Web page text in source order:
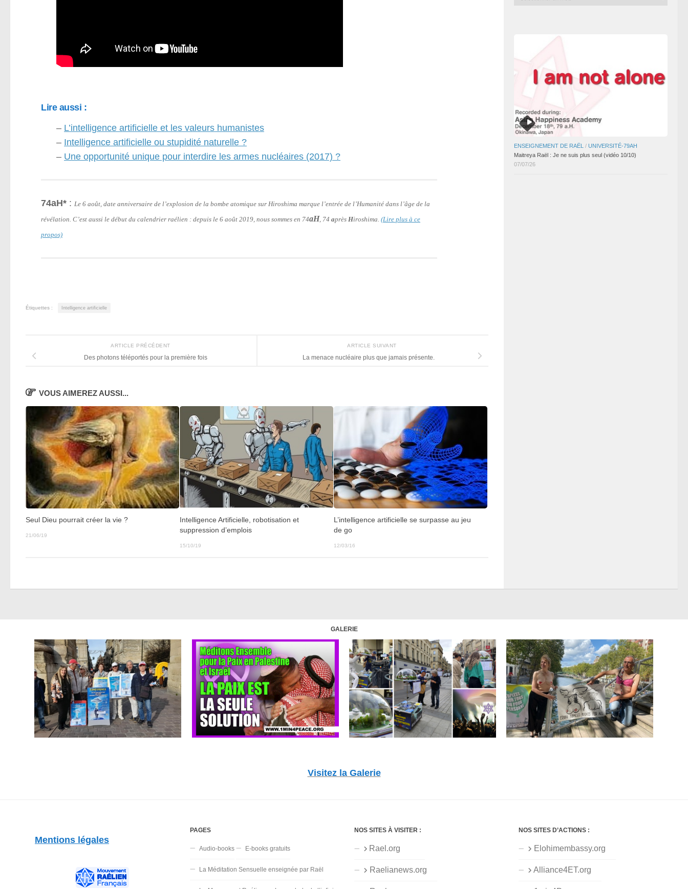
Lire aussi :
– L’intelligence artificielle et les valeurs humanistes
– Intelligence artificielle ou stupidité naturelle ?
– Une opportunité unique pour interdire les armes nucléaires (2017) ?
74aH* : Le 6 août, date anniversaire de l’explosion de la bombe atomique sur Hiroshima marque l’entrée de l’Humanité dans l’âge de la
révélation. C’est aussi le début du calendrier raélien : depuis le 6 août 2019, nous sommes en 74aH , 74 après Hiroshima. (Lire plus à ce
propos)
Étiquettes : Intelligence artificielle
ARTICLE SUIVANT
La menace nucléaire plus que jamais présente.
ARTICLE PRÉCÉDENT
Des photons téléportés pour la première fois
VOUS AIMEREZ AUSSI...
Seul Dieu pourrait créer la vie ?
21/06/19
Intelligence Artificielle, robotisation et
suppression d’emplois
15/10/19
L’intelligence artificielle se surpasse au jeu
de go
12/03/16
ENSEIGNEMENT DE RAËL / UNIVERSITÉ-79AH
Maitreya Raël : Je ne suis plus seul (vidéo 10/10)
07/07/26
GALERIE
Visitez la Galerie
Mentions légales
PAGES
Audio-books E-books gratuits
La Méditation Sensuelle enseignée par Raël
NOS SITES À VISITER :
Rael.org
Raelianews.org
NOS SITES D’ACTIONS :
Elohimembassy.org
Alliance4ET.org